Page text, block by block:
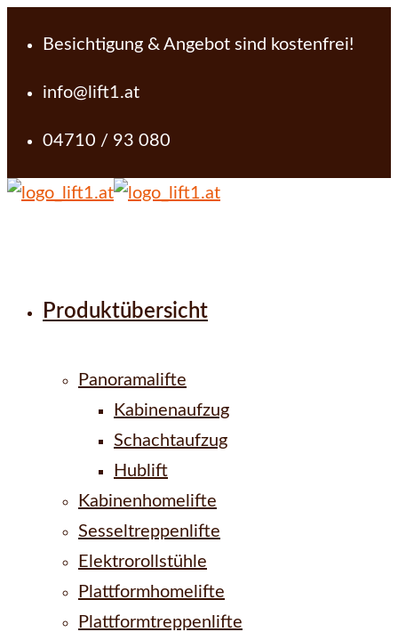
Besichtigung & Angebot sind kostenfrei!
info@lift1.at
04710 / 93 080
Produktübersicht
Panoramalifte
Kabinenaufzug
Schachtaufzug
Hublift
Kabinenhomelifte
Sesseltreppenlifte
Elektrorollstühle
Plattformhomelifte
Plattformtreppenlifte